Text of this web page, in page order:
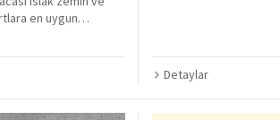
en uygun…
Detaylar